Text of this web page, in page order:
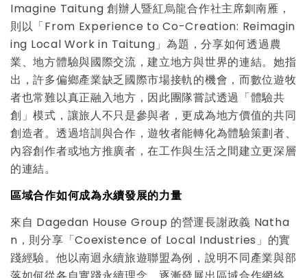
Imagine Taitung 創辦人暨紅烏龍合作社主席釧南雁，
則以「From Experience to Co-Creation: Reimagin
ing Local Work in Taitung」為題，分享如何透過農
業、地方體驗與國際交流，建立地方與世界的連結。她指
出，許多偏鄉產業缺乏國際市場接軌的機會，而數位遊牧
者也常難以真正融入地方，因此團隊嘗試透過「體驗共
創」模式，讓旅人不只是參與者，更成為地方價值的共同
創造者。透過培訓與合作，遊牧者能轉化為體驗策劃者、
內容創作者或地方推廣者，在工作與生活之間建立更深層
的連結。
區域合作如何成為永續發展的力量
來自 Dagedan House Group 的營運長謝政義 Natha
n，則分享「Coexistence of Local Industries」的實
踐經驗。他以南迴永續旅遊聯盟為例，說明不同產業與部